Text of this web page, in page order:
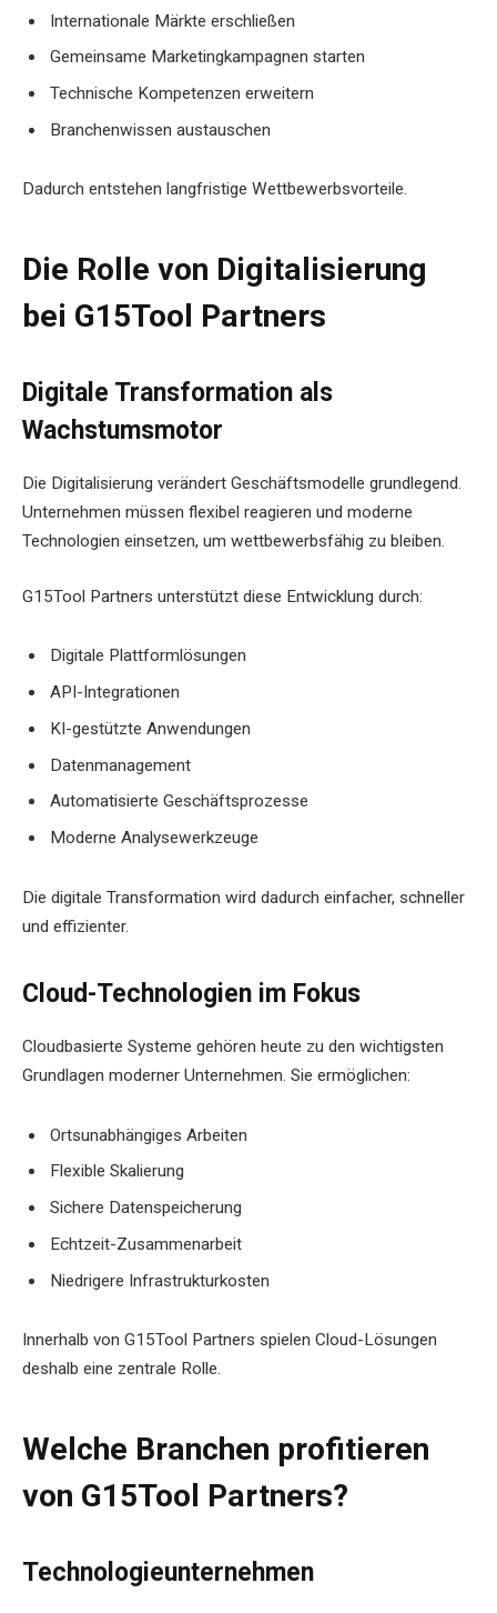
Internationale Märkte erschließen
Gemeinsame Marketingkampagnen starten
Technische Kompetenzen erweitern
Branchenwissen austauschen
Dadurch entstehen langfristige Wettbewerbsvorteile.
Die Rolle von Digitalisierung
bei G15Tool Partners
Digitale Transformation als
Wachstumsmotor
Die Digitalisierung verändert Geschäftsmodelle grundlegend.
Unternehmen müssen flexibel reagieren und moderne
Technologien einsetzen, um wettbewerbsfähig zu bleiben.
G15Tool Partners unterstützt diese Entwicklung durch:
Digitale Plattformlösungen
API-Integrationen
KI-gestützte Anwendungen
Datenmanagement
Automatisierte Geschäftsprozesse
Moderne Analysewerkzeuge
Die digitale Transformation wird dadurch einfacher, schneller
und effizienter.
Cloud-Technologien im Fokus
Cloudbasierte Systeme gehören heute zu den wichtigsten
Grundlagen moderner Unternehmen. Sie ermöglichen:
Ortsunabhängiges Arbeiten
Flexible Skalierung
Sichere Datenspeicherung
Echtzeit-Zusammenarbeit
Niedrigere Infrastrukturkosten
Innerhalb von G15Tool Partners spielen Cloud-Lösungen
deshalb eine zentrale Rolle.
Welche Branchen profitieren
von G15Tool Partners?
Technologieunternehmen